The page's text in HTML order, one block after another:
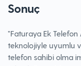
Sonuç
"Faturaya Ek
teknolojiyle uyumlu
telefon sahibi olma